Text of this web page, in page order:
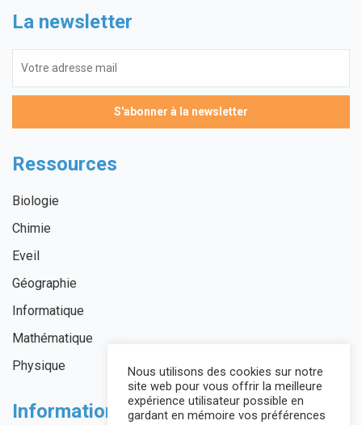
La newsletter
Ressources
Biologie
Chimie
Eveil
Géographie
Informatique
Mathématique
Physique
Informations légales
Nous utilisons des cookies sur notre
site web pour vous offrir la meilleure
expérience utilisateur possible en
gardant en mémoire vos préférences